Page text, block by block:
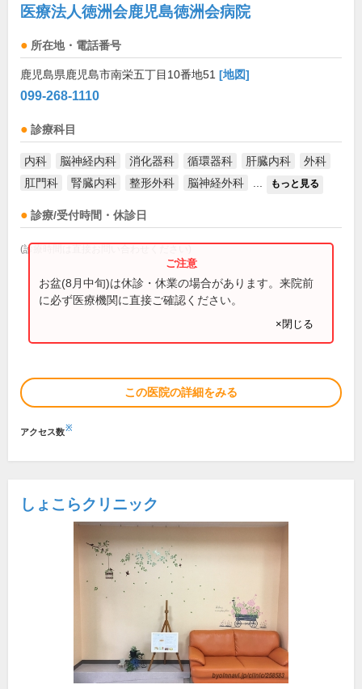
医療法人徳洲会鹿児島徳洲会病院
所在地・電話番号
鹿児島県鹿児島市南栄五丁目10番地51 [地図]
099-268-1110
診療科目
内科 脳神経内科 消化器科 循環器科 肝臓内科
外科
肛門科
腎臓内科 整形外科 脳神経外科 もっと見る
診療/受付時間・休診日
(診療時間は直接お問い合わせください)
お盆(8月中旬)は休診・休業の場合があります。来院前
に必ず医療機関に直接ご確認ください。
×閉じる
この医院の詳細をみる
アクセス数※
しょこらクリニック